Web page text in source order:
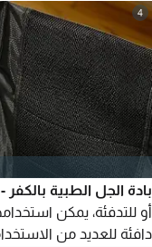
4
بادة الجل الطبية
أو للتدفئة، يمكن
دافئة للعديد من